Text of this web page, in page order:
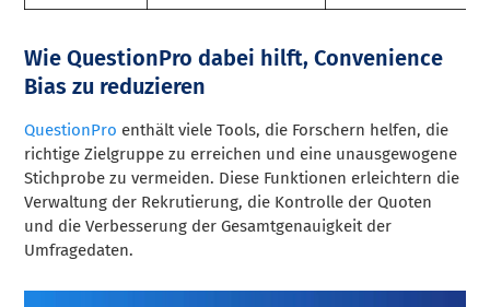
Wie QuestionPro dabei hilft, Convenience
Bias zu reduzieren
QuestionPro enthält viele Tools, die Forschern helfen, die
richtige Zielgruppe zu erreichen und eine unausgewogene
Stichprobe zu vermeiden. Diese Funktionen erleichtern die
Verwaltung der Rekrutierung, die Kontrolle der Quoten
und die Verbesserung der Gesamtgenauigkeit der
Umfragedaten.